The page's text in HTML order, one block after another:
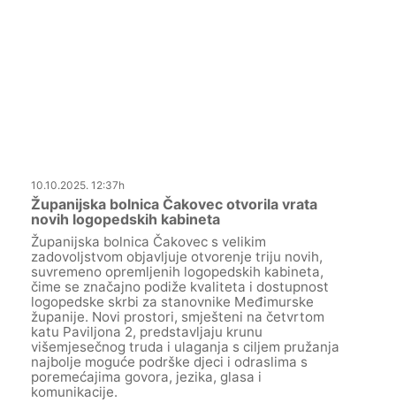
10.10.2025. 12:37h
Županijska bolnica Čakovec otvorila vrata
novih logopedskih kabineta
Županijska bolnica Čakovec s velikim
zadovoljstvom objavljuje otvorenje triju novih,
suvremeno opremljenih logopedskih kabineta,
čime se značajno podiže kvaliteta i dostupnost
logopedske skrbi za stanovnike Međimurske
županije. Novi prostori, smješteni na četvrtom
katu Paviljona 2, predstavljaju krunu
višemjesečnog truda i ulaganja s ciljem pružanja
najbolje moguće podrške djeci i odraslima s
poremećajima govora, jezika, glasa i
komunikacije.